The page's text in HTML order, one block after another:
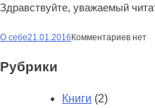
Здравствуйте, уважаемый
О себе21.01.2016 Комментариев нет
Рубрики
Книги (2)